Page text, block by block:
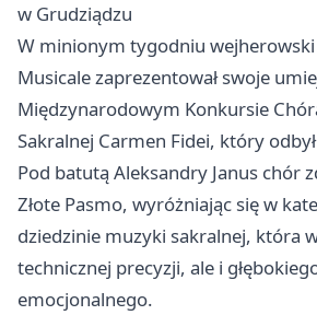
w Grudziądzu
W minionym tygodniu wejherowski
Musicale zaprezentował swoje
Międzynarodowym Konkursie
Sakralnej Carmen Fidei, który
Pod batutą Aleksandry Janus chór
Złote Pasmo, wyróżniając się w
dziedzinie muzyki sakralnej, która
technicznej precyzji, ale i
emocjonalnego.